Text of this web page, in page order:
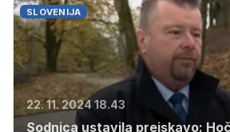
SLOVENIJA
22. 11. 2024 18.43
Sodnica ustavila preiskavo: